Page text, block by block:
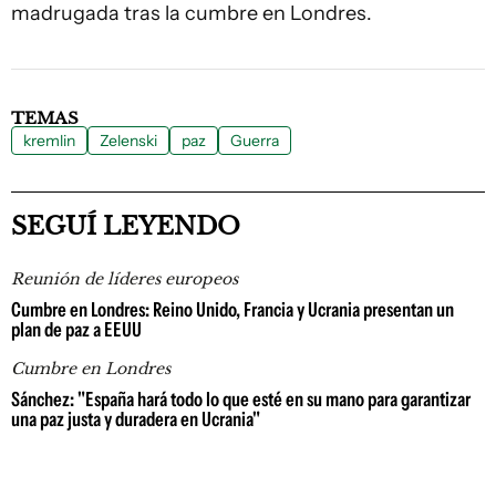
madrugada tras la cumbre en Londres.
TEMAS
kremlin Zelenski paz Guerra
SEGUÍ LEYENDO
Reunión de líderes europeos
Cumbre en Londres: Reino Unido, Francia y Ucrania presentan un
plan de paz a EEUU
Cumbre en Londres
Sánchez: "España hará todo lo que esté en su mano para garantizar
una paz justa y duradera en Ucrania"